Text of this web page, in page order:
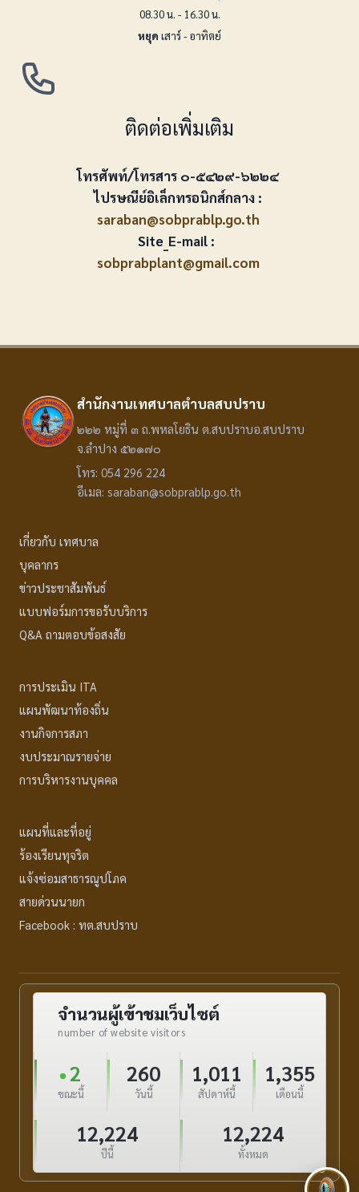
08.30 น. - 16.30 น.
หยุด เสาร์ - อาทิตย์
ติดต่อเพิ่มเติม
โทรศัพท์/โทรสาร ๐-๕๔๒๙-๖๒๒๔
ไปรษณีย์อิเล็กทรอนิกส์กลาง :
saraban@sobprablp.go.th
Site_E-mail :
sobprabplant@gmail.com
สำนักงานเทศบาลตำบลสบปราบ
๒๒๒ หมู่ที่ ๓ ถ.พหลโยธิน ต.สบปราบอ.สบปราบ
จ.ลำปาง ๕๒๑๗๐
โทร: 054 296 224
อีเมล: saraban@sobprablp.go.th
เกี่ยวกับ เทศบาล
บุคลากร
ข่าวประชาสัมพันธ์
แบบฟอร์มการขอรับบริการ
Q&A ถามตอบข้อสงสัย
การประเมิน ITA
แผนพัฒนาท้องถิ่น
งานกิจการสภา
งบประมาณรายจ่าย
การบริหารงานบุคคล
แผนที่และที่อยู่
ร้องเรียนทุจริต
แจ้งซ่อมสาธารณูปโภค
สายด่วนนายก
Facebook : ทต.สบปราบ
จำนวนผู้เข้าชมเว็บไซต์
number of website visitors
2
ขณะนี้
260
วันนี้
1,011
สัปดาห์นี้
1,355
เดือนนี้
12,224
ปีนี้
12,224
ทั้งหมด